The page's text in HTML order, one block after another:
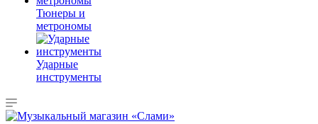
Тюнеры и
метрономы
Ударные
инструменты